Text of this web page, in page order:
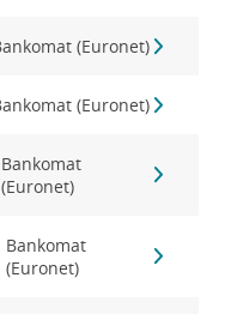
(Euronet)
(Euronet)
Bankomat
(Euronet)
Bankomat
(Euronet)